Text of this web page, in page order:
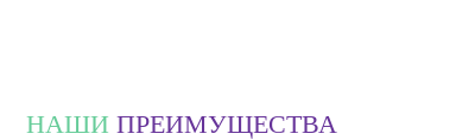
НАШИ ПРЕИМУЩЕСТВА